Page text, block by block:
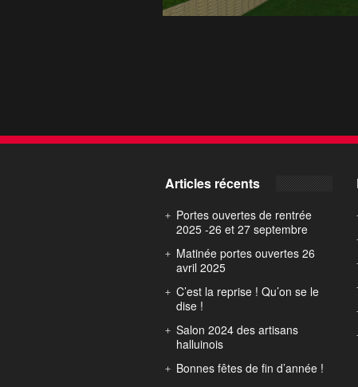
Articles récents
Portes ouvertes de rentrée
2025 -26 et 27 septembre
Matinée portes ouvertes 26
avril 2025
C’est la reprise ! Qu’on se le
dise !
Salon 2024 des artisans
halluinois
Bonnes fêtes de fin d’année !